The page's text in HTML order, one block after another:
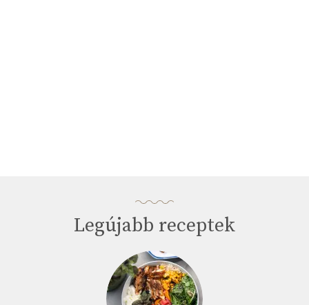
Legújabb receptek